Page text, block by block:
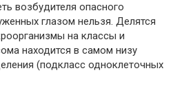
возбудителя опасного
глазом нельзя. Делятся
на классы и
находится в самом низу
(подкласс одноклеточных